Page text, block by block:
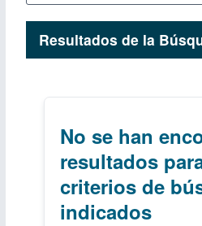
Resultados de la
No se han
resultados
criterios de
indicados